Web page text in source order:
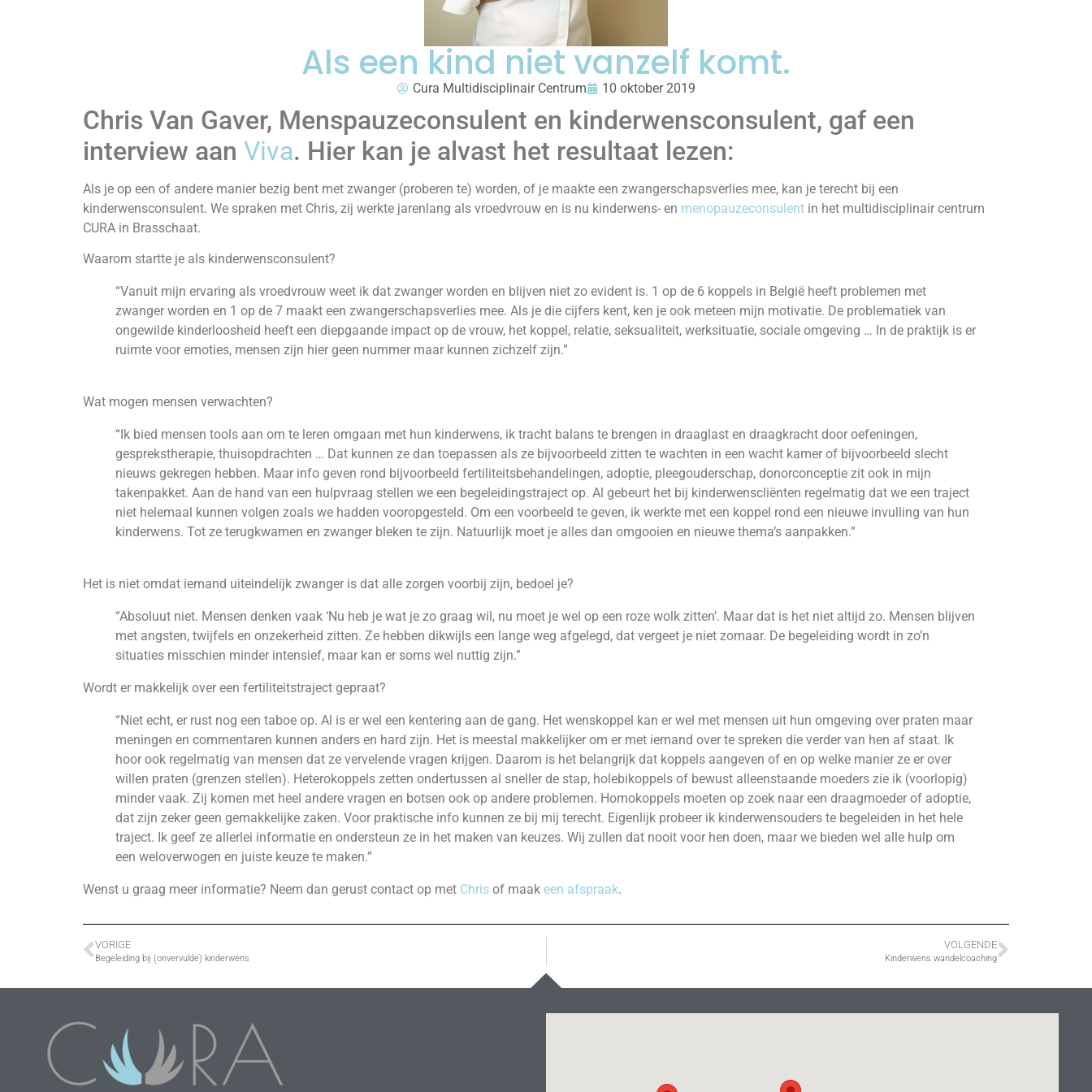
Als een kind niet vanzelf komt.
Cura Multidisciplinair Centrum 10 oktober 2019
Chris Van Gaver, Menspauzeconsulent en kinderwensconsulent, gaf een
interview aan Viva. Hier kan je alvast het resultaat lezen:
Als je op een of andere manier bezig bent met zwanger (proberen te) worden, of je maakte een zwangerschapsverlies mee, kan je terecht bij een
kinderwensconsulent. We spraken met Chris, zij werkte jarenlang als vroedvrouw en is nu kinderwens- en menopauzeconsulent in het multidisciplinair centrum
CURA in Brasschaat.
Waarom startte je als kinderwensconsulent?
“Vanuit mijn ervaring als vroedvrouw weet ik dat zwanger worden en blijven niet zo evident is. 1 op de 6 koppels in België heeft problemen met
zwanger worden en 1 op de 7 maakt een zwangerschapsverlies mee. Als je die cijfers kent, ken je ook meteen mijn motivatie. De problematiek van
ongewilde kinderloosheid heeft een diepgaande impact op de vrouw, het koppel, relatie, seksualiteit, werksituatie, sociale omgeving … In de praktijk is er
ruimte voor emoties, mensen zijn hier geen nummer maar kunnen zichzelf zijn.”
Wat mogen mensen verwachten?
“Ik bied mensen tools aan om te leren omgaan met hun kinderwens, ik tracht balans te brengen in draaglast en draagkracht door oefeningen,
gesprekstherapie, thuisopdrachten … Dat kunnen ze dan toepassen als ze bijvoorbeeld zitten te wachten in een wacht kamer of bijvoorbeeld slecht
nieuws gekregen hebben. Maar info geven rond bijvoorbeeld fertiliteitsbehandelingen, adoptie, pleegouderschap, donorconceptie zit ook in mijn
takenpakket. Aan de hand van een hulpvraag stellen we een begeleidingstraject op. Al gebeurt het bij kinderwenscliënten regelmatig dat we een traject
niet helemaal kunnen volgen zoals we hadden vooropgesteld. Om een voorbeeld te geven, ik werkte met een koppel rond een nieuwe invulling van hun
kinderwens. Tot ze terugkwamen en zwanger bleken te zijn. Natuurlijk moet je alles dan omgooien en nieuwe thema’s aanpakken.”
Het is niet omdat iemand uiteindelijk zwanger is dat alle zorgen voorbij zijn, bedoel je?
“Absoluut niet. Mensen denken vaak ‘Nu heb je wat je zo graag wil, nu moet je wel op een roze wolk zitten’. Maar dat is het niet altijd zo. Mensen blijven
met angsten, twijfels en onzekerheid zitten. Ze hebben dikwijls een lange weg afgelegd, dat vergeet je niet zomaar. De begeleiding wordt in zo’n
situaties misschien minder intensief, maar kan er soms wel nuttig zijn.”
Wordt er makkelijk over een fertiliteitstraject gepraat?
“Niet echt, er rust nog een taboe op. Al is er wel een kentering aan de gang. Het wenskoppel kan er wel met mensen uit hun omgeving over praten maar
meningen en commentaren kunnen anders en hard zijn. Het is meestal makkelijker om er met iemand over te spreken die verder van hen af staat. Ik
hoor ook regelmatig van mensen dat ze vervelende vragen krijgen. Daarom is het belangrijk dat koppels aangeven of en op welke manier ze er over
willen praten (grenzen stellen). Heterokoppels zetten ondertussen al sneller de stap, holebikoppels of bewust alleenstaande moeders zie ik (voorlopig)
minder vaak. Zij komen met heel andere vragen en botsen ook op andere problemen. Homokoppels moeten op zoek naar een draagmoeder of adoptie,
dat zijn zeker geen gemakkelijke zaken. Voor praktische info kunnen ze bij mij terecht. Eigenlijk probeer ik kinderwensouders te begeleiden in het hele
traject. Ik geef ze allerlei informatie en ondersteun ze in het maken van keuzes. Wij zullen dat nooit voor hen doen, maar we bieden wel alle hulp om
een weloverwogen en juiste keuze te maken.”
Wenst u graag meer informatie? Neem dan gerust contact op met Chris of maak een afspraak.
VORIGE
Begeleiding bij (onvervulde) kinderwens
VOLGENDE
Kinderwens wandelcoaching